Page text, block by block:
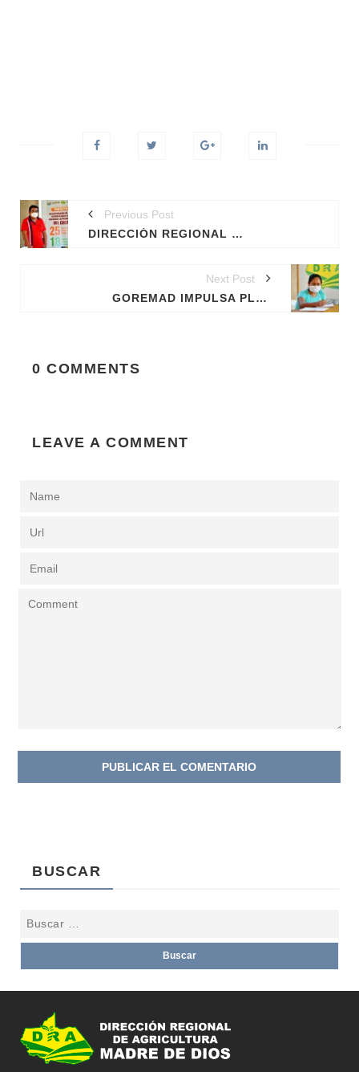
Previous Post
DIRECCIÓN REGIONAL DE AGRICULTURA, SOSTUVO REUNIÓN DE TRABAJO CON COOPERATIVAS Y ASOCIACIONES, PARA FORTALECER PROYECTO CACAO
Next Post
GOREMAD IMPULSA PLAN DE NEGOCIOS A FAVOR DEL SECTOR AGROPECUARIO.
0 COMMENTS
LEAVE A COMMENT
BUSCAR